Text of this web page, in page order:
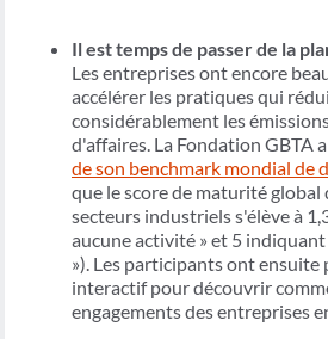
Il est temps de passer de la
Les entreprises ont encore
accélérer les pratiques qui
considérablement les
d'affaires. La Fondation GBTA
de son benchmark mondial de
que le score de maturité global
secteurs industriels s'élève à
aucune activité » et 5
»). Les participants ont
interactif pour découvrir
engagements des entreprises